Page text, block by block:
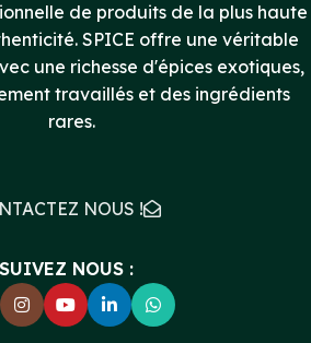
de produits de la plus haute
SPICE offre une véritable
une richesse d'épices exotiques,
travaillés et des ingrédients
rares.
NOUS !
SUIVEZ NOUS :